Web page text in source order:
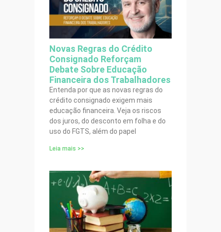
Novas Regras do Crédito
Consignado Reforçam
Debate Sobre Educação
Financeira dos Trabalhadores
Entenda por que as novas regras do
crédito consignado exigem mais
educação financeira. Veja os riscos
dos juros, do desconto em folha e do
uso do FGTS, além do papel
Leia mais >>